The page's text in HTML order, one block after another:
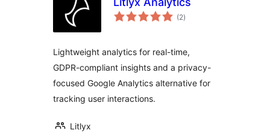
(2個
の)
Lightweight analytics for real-time,
GDPR-compliant insights and a privacy-
focused Google Analytics alternative for
tracking user interactions.
Litlyx